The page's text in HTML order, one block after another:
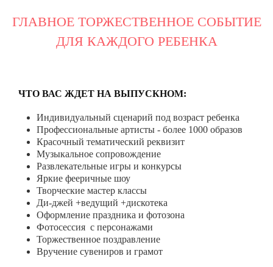
ГЛАВНОЕ ТОРЖЕСТВЕННОЕ СОБЫТИЕ
ДЛЯ КАЖДОГО РЕБЕНКА
ЧТО ВАС ЖДЕТ НА ВЫПУСКНОМ:
Индивидуальный сценарий под возраст ребенка
Профессиональные артисты - более 1000 образов
Красочный тематический реквизит
Музыкальное сопровождение
Развлекательные игры и конкурсы
Яркие фееричные шоу
Творческие мастер классы
Ди-джей +ведущий +дискотека
Оформление праздника и фотозона
Фотосессия с персонажами
Торжественное поздравление
Вручение сувениров и грамот